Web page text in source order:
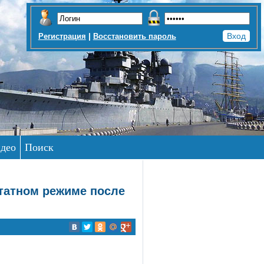
Регистрация | Восстановить пароль
Поиск
режиме после